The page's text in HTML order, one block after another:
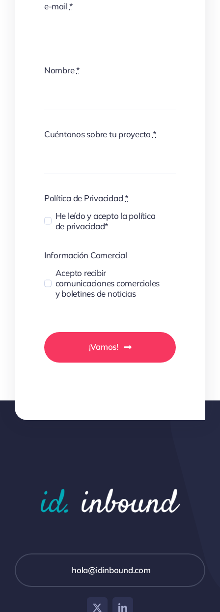
e-mail*
Nombre*
Cuéntanos sobre tu proyecto *
Política de Privacidad*
He leído y acepto la política
de privacidad*
Información Comercial
Acepto recibir
comunicaciones comerciales
y boletines de noticias
¡Vamos!
hola@idinbound.com